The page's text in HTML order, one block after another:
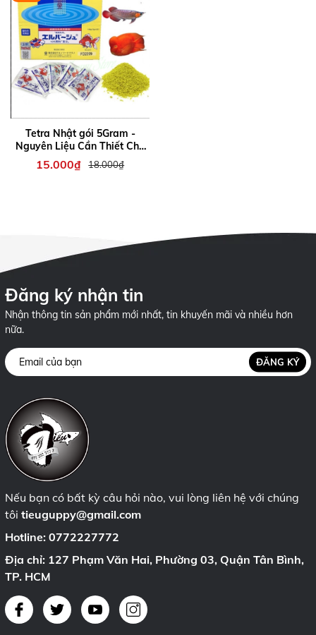
Tetra Nhật gói 5Gram -
Nguyên Liệu Cần Thiết Cho
Cá Cảnh
15.000₫ 18.000₫
Đăng ký nhận tin
Nhận thông tin sản phẩm mới nhất, tin khuyến mãi và nhiều hơn
nữa.
ĐĂNG KÝ
Nếu bạn có bất kỳ câu hỏi nào, vui lòng liên hệ với chúng
tôi tieuguppy@gmail.com
Hotline: 0772227772
Địa chỉ: 127 Phạm Văn Hai, Phường 03, Quận Tân Bình,
TP. HCM